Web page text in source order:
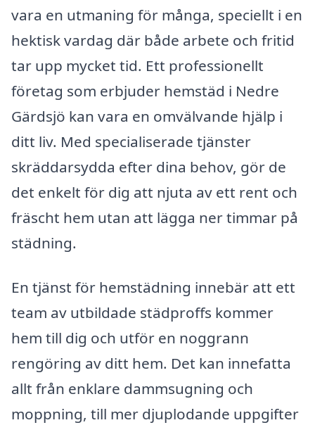
vara en utmaning för många, speciellt i en
hektisk vardag där både arbete och fritid
tar upp mycket tid. Ett professionellt
företag som erbjuder hemstäd i Nedre
Gärdsjö kan vara en omvälvande hjälp i
ditt liv. Med specialiserade tjänster
skräddarsydda efter dina behov, gör de
det enkelt för dig att njuta av ett rent och
fräscht hem utan att lägga ner timmar på
städning.
En tjänst för hemstädning innebär att ett
team av utbildade städproffs kommer
hem till dig och utför en noggrann
rengöring av ditt hem. Det kan innefatta
allt från enklare dammsugning och
moppning, till mer djuplodande uppgifter